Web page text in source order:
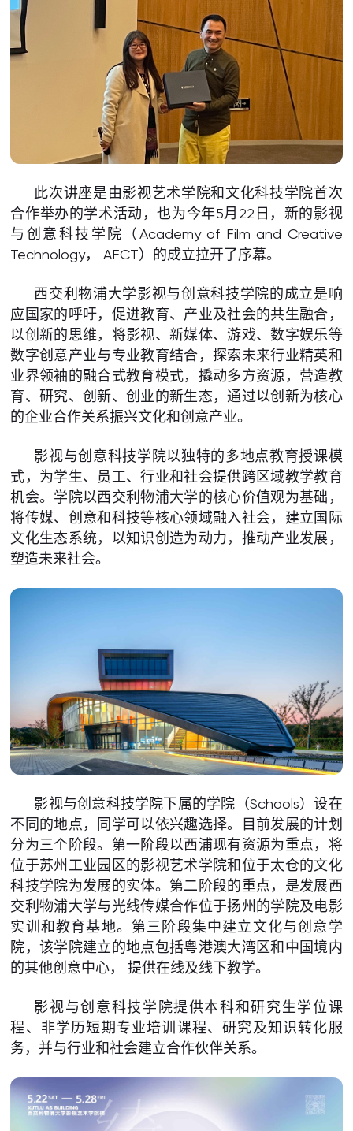
此次讲座是由影视艺术学院和文化科技学院首次
合作举办的学术活动，也为今年5月22日，新的影视
与创意科技学院（Academy of Film and Creative
Technology， AFCT）的成立拉开了序幕。
西交利物浦大学影视与创意科技学院的成立是响
应国家的呼吁，促进教育、产业及社会的共生融合，
以创新的思维，将影视、新媒体、游戏、数字娱乐等
数字创意产业与专业教育结合，探索未来行业精英和
业界领袖的融合式教育模式，撬动多方资源，营造教
育、研究、创新、创业的新生态，通过以创新为核心
的企业合作关系振兴文化和创意产业。
影视与创意科技学院以独特的多地点教育授课模
式，为学生、员工、行业和社会提供跨区域教学教育
机会。学院以西交利物浦大学的核心价值观为基础，
将传媒、创意和科技等核心领域融入社会，建立国际
文化生态系统，以知识创造为动力，推动产业发展，
塑造未来社会。
影视与创意科技学院下属的学院（Schools）设在
不同的地点，同学可以依兴趣选择。目前发展的计划
分为三个阶段。第一阶段以西浦现有资源为重点，将
位于苏州工业园区的影视艺术学院和位于太仓的文化
科技学院为发展的实体。第二阶段的重点，是发展西
交利物浦大学与光线传媒合作位于扬州的学院及电影
实训和教育基地。第三阶段集中建立文化与创意学
院，该学院建立的地点包括粤港澳大湾区和中国境内
的其他创意中心， 提供在线及线下教学。
影视与创意科技学院提供本科和研究生学位课
程、非学历短期专业培训课程、研究及知识转化服
务，并与行业和社会建立合作伙伴关系。